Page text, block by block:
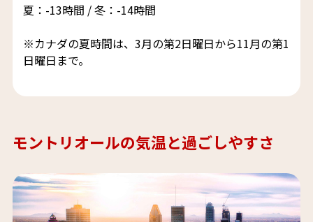
夏：-13時間 / 冬：-14時間
※カナダの夏時間は、3月の第2日曜日から11月の第1
日曜日まで。
モントリオールの気温と過ごしやすさ